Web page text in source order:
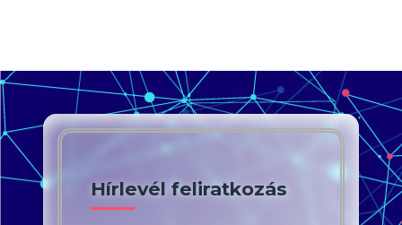
Hírlevél feliratkozás